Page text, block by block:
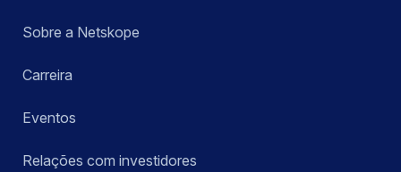
Sobre a Netskope
Carreira
Eventos
Relações com investidores